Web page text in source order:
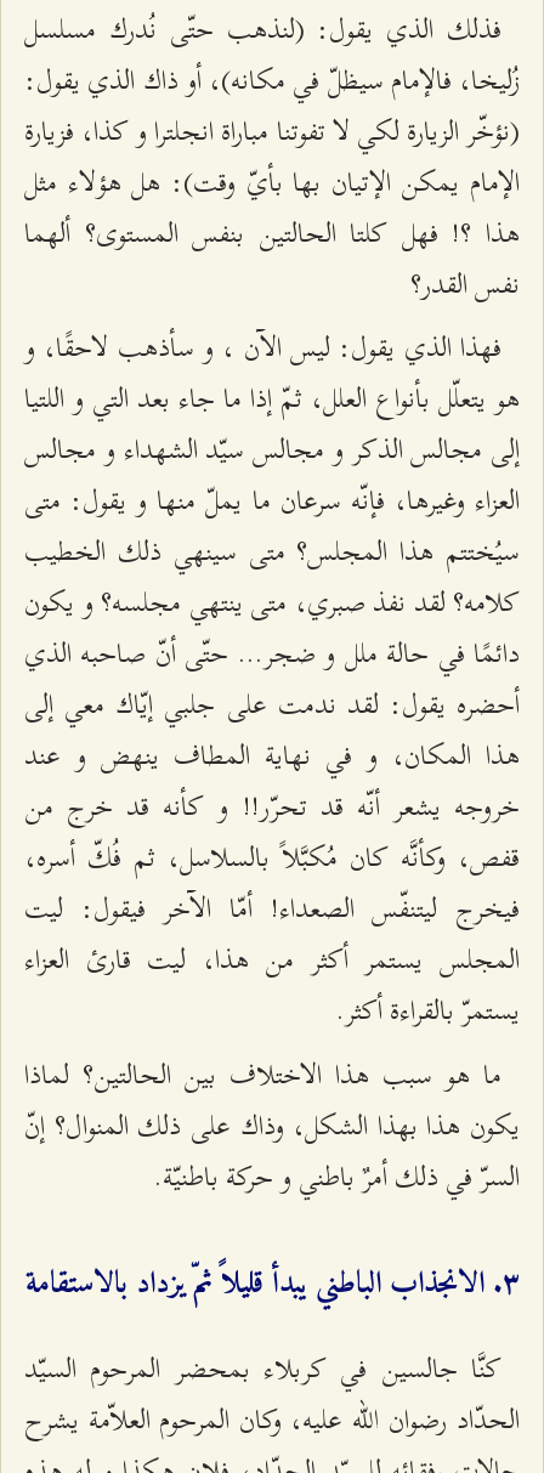
فذلك الذي يقول: (لنذهب حتّى نُدرك مسلسل
زُليخا، فالإمام سيظلّ في مكانه)، أو ذاك الذي يقول:
(نؤخّر الزيارة لكي لا تفوتنا مباراة انجلترا و كذا، فزيارة
الإمام يمكن الإتيان بها بأيّ وقت): هل هؤلاء مثل
هذا ؟! فهل كلتا الحالتين بنفس المستوى؟ ألهما
نفس القدر؟
فهذا الذي يقول: ليس الآن ، و سأذهب لاحقًا، و
هو يتعلّل بأنواع العلل، ثمّ إذا ما جاء بعد التي و اللتيا
إلى مجالس الذكر و مجالس سيّد الشهداء و مجالس
العزاء وغيرها، فإنّه سرعان ما يملّ منها و يقول: متى
سيُختتم هذا المجلس؟ متى سينهي ذلك الخطيب
كلامه؟ لقد نفذ صبري، متى ينتهي مجلسه؟ و يكون
دائمًا في حالة ملل و ضجر... حتّى أنّ صاحبه الذي
أحضره يقول: لقد ندمت على جلبي إيّاك معي إلى
هذا المكان، و في نهاية المطاف ينهض و عند
خروجه يشعر أنّه قد تحرّر!! و كأنه قد خرج من
قفص، وكأنَّه كان مُكبَّلاً بالسلاسل، ثم فُكّ أسره،
فيخرج ليتنفّس الصعداء! أمّا الآخر فيقول: ليت
المجلس يستمر أكثر من هذا، ليت قارئ العزاء
يستمرّ بالقراءة أكثر.
ما هو سبب هذا الاختلاف بين الحالتين؟ لماذا
يكون هذا بهذا الشكل، وذاك على ذلك المنوال؟ إنّ
السرّ في ذلك أمرٌ باطني و حركة باطنيّة.
٣. الانجذاب الباطني يبدأ قليلاً ثمّ يزداد بالاستقامة
كنَّا جالسين في كربلاء بمحضر المرحوم السيّد
الحدّاد رضوان الله عليه، وكان المرحوم العلاّمة يشرح